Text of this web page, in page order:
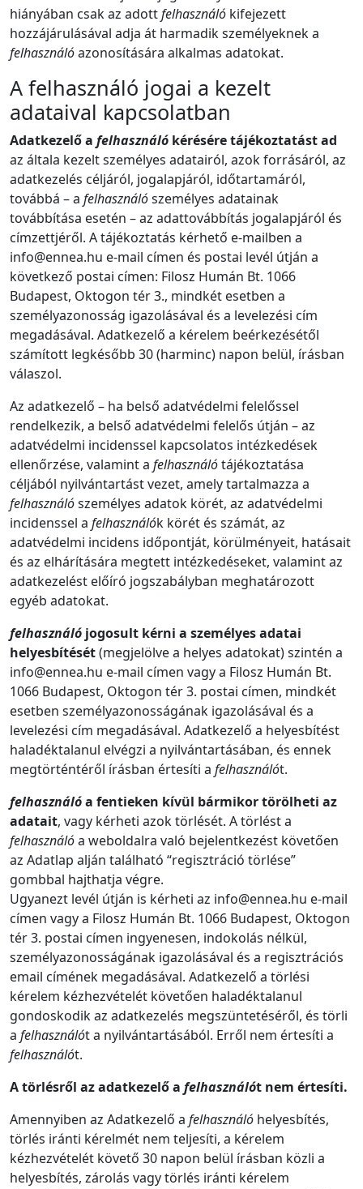
hiányában csak az adottfelhasználó kifejezett
hozzájárulásával adja át harmadik személyeknek a
felhasználóazonosítására alkalmas adatokat.
A felhasználó jogai a kezelt
adataival kapcsolatban
Adatkezelő a felhasználó kérésére tájékoztatást ad
az általa kezelt személyes adatairól, azok forrásáról, az
adatkezelés céljáról, jogalapjáról, időtartamáról,
továbbá – a felhasználószemélyes adatainak
továbbítása esetén – az adattovábbítás jogalapjáról és
címzettjéről. A tájékoztatás kérhető e-mailben a
info@ennea.hu e-mail címen és postai levél útján a
következő postai címen: Filosz Humán Bt. 1066
Budapest, Oktogon tér 3., mindkét esetben a
személyazonosság igazolásával és a levelezési cím
megadásával. Adatkezelő a kérelem beérkezésétől
számított legkésőbb 30 (harminc) napon belül, írásban
válaszol.
Az adatkezelő – ha belső adatvédelmi felelőssel
rendelkezik, a belső adatvédelmi felelős útján – az
adatvédelmi incidenssel kapcsolatos intézkedések
ellenőrzése, valamint a felhasználótájékoztatása
céljából nyilvántartást vezet, amely tartalmazza a
felhasználószemélyes adatok körét, az adatvédelmi
incidenssel a felhasználók körét és számát, az
adatvédelmi incidens időpontját, körülményeit, hatásait
és az elhárítására megtett intézkedéseket, valamint az
adatkezelést előíró jogszabályban meghatározott
egyéb adatokat.
felhasználó jogosult kérni a személyes adatai
helyesbítését(megjelölve a helyes adatokat) szintén a
info@ennea.hu e-mail címen vagy a Filosz Humán Bt.
1066 Budapest, Oktogon tér 3. postai címen, mindkét
esetben személyazonosságának igazolásával és a
levelezési cím megadásával. Adatkezelő a helyesbítést
haladéktalanul elvégzi a nyilvántartásában, és ennek
megtörténtéről írásban értesíti a felhasználót.
felhasználóa fentieken kívül bármikor törölheti az
adatait, vagy kérheti azok törlését. A törlést a
felhasználóa weboldalra való bejelentkezést követően
az Adatlap alján található “regisztráció törlése”
gombbal hajthatja végre.
Ugyanezt levél útján is kérheti az info@ennea.hu e-mail
címen vagy a Filosz Humán Bt. 1066 Budapest, Oktogon
tér 3. postai címen ingyenesen, indokolás nélkül,
személyazonosságának igazolásával és a regisztrációs
email címének megadásával. Adatkezelő a törlési
kérelem kézhezvételét követően haladéktalanul
gondoskodik az adatkezelés megszüntetéséről, és törli
a felhasználót a nyilvántartásából. Erről nem értesíti a
felhasználót.
A törlésről az adatkezelő a felhasználót nem értesíti.
Amennyiben az Adatkezelő a felhasználó helyesbítés,
törlés iránti kérelmét nem teljesíti, a kérelem
kézhezvételét követő 30 napon belül írásban közli a
helyesbítés, zárolás vagy törlés iránti kérelem